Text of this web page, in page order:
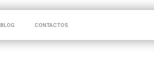
BLOG CONTACTOS